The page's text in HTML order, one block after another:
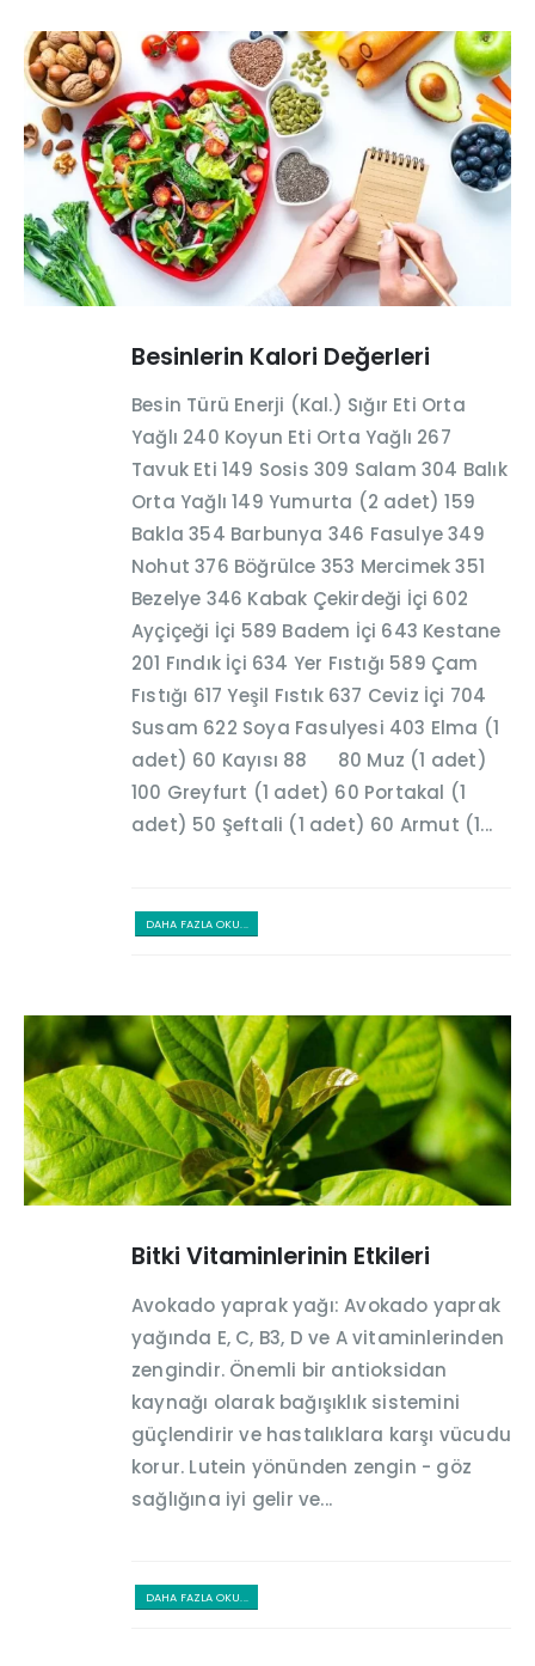
Besinlerin Kalori Değerleri
Besin Türü Enerji (Kal.) Sığır Eti Orta
Yağlı 240 Koyun Eti Orta Yağlı 267
Tavuk Eti 149 Sosis 309 Salam 304 Balık
Orta Yağlı 149 Yumurta (2 adet) 159
Bakla 354 Barbunya 346 Fasulye 349
Nohut 376 Böğrülce 353 Mercimek 351
Bezelye 346 Kabak Çekirdeği İçi 602
Ayçiçeği İçi 589 Badem İçi 643 Kestane
201 Fındık İçi 634 Yer Fıstığı 589 Çam
Fıstığı 617 Yeşil Fıstık 637 Ceviz İçi 704
Susam 622 Soya Fasulyesi 403 Elma (1
adet) 60 Kayısı 88 80 Muz (1 adet)
100 Greyfurt (1 adet) 60 Portakal (1
adet) 50 Şeftali (1 adet) 60 Armut (1...
DAHA FAZLA OKU...
Bitki Vitaminlerinin Etkileri
Avokado yaprak yağı: Avokado yaprak
yağında E, C, B3, D ve A vitaminlerinden
zengindir. Önemli bir antioksidan
kaynağı olarak bağışıklık sistemini
güçlendirir ve hastalıklara karşı vücudu
korur. Lutein yönünden zengin - göz
sağlığına iyi gelir ve...
DAHA FAZLA OKU...